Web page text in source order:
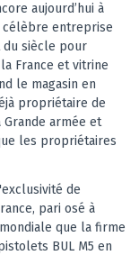
aujourd’hui à
célèbre entreprise
du siècle pour
France et vitrine
le magasin en
propriétaire de
armée et
les propriétaires
de
pari osé à
que la firme
BUL M5 en